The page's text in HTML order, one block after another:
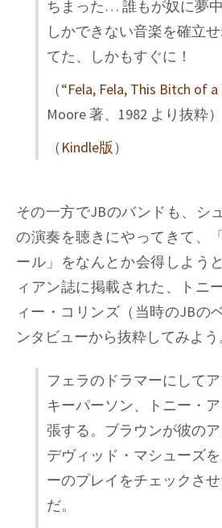
ちまった… 誰もが奴に夢
しかできない音楽を確立
てた、しかもすぐに！
（“Fela, Fela, This Bitch of
Moore 著、1982 より抜粋）
（ Kindle版 ）
その一方でJBのバンドも、シ
の演奏を聴きにやってきて、
ール」をなんとか会得しよう
ィアン誌に掲載された、トニ
ィー・コリンズ（当時のJBの
ンタビューから抜粋してみよう
フェラのドラマーにして
キーパーソン、トニー・
張する。ブラウンが彼のア
デヴィッド・マシューズ
ーのプレイをチェックさ
だ。